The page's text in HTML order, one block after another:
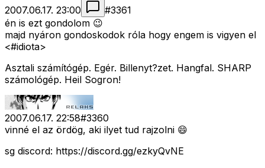
2007.06.17. 23:00
#3361
én is ezt gondolom 😉
majd nyáron gondoskodok róla hogy engem is vigyen el
<#idiota>
Asztali számítógép. Egér. Billenyt?zet. Hangfal. SHARP
számológép. Heil Sogron!
2007.06.17. 22:58#3360
vinné el az ördög, aki ilyet tud rajzolni 😄
sg discord: https://discord.gg/ezkyQvNE